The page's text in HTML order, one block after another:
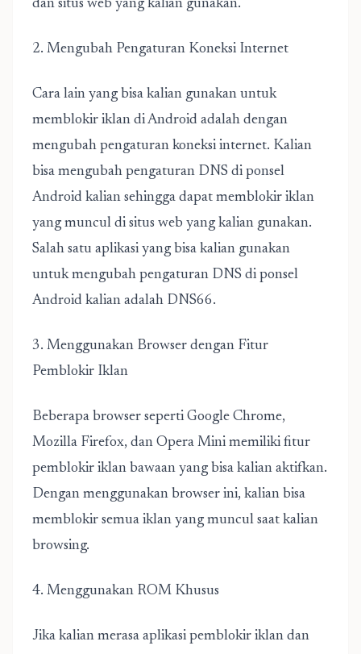
dan situs web yang kalian gunakan.
2. Mengubah Pengaturan Koneksi Internet
Cara lain yang bisa kalian gunakan untuk
memblokir iklan di Android adalah dengan
mengubah pengaturan koneksi internet. Kalian
bisa mengubah pengaturan DNS di ponsel
Android kalian sehingga dapat memblokir iklan
yang muncul di situs web yang kalian gunakan.
Salah satu aplikasi yang bisa kalian gunakan
untuk mengubah pengaturan DNS di ponsel
Android kalian adalah DNS66.
3. Menggunakan Browser dengan Fitur
Pemblokir Iklan
Beberapa browser seperti Google Chrome,
Mozilla Firefox, dan Opera Mini memiliki fitur
pemblokir iklan bawaan yang bisa kalian aktifkan.
Dengan menggunakan browser ini, kalian bisa
memblokir semua iklan yang muncul saat kalian
browsing.
4. Menggunakan ROM Khusus
Jika kalian merasa aplikasi pemblokir iklan dan